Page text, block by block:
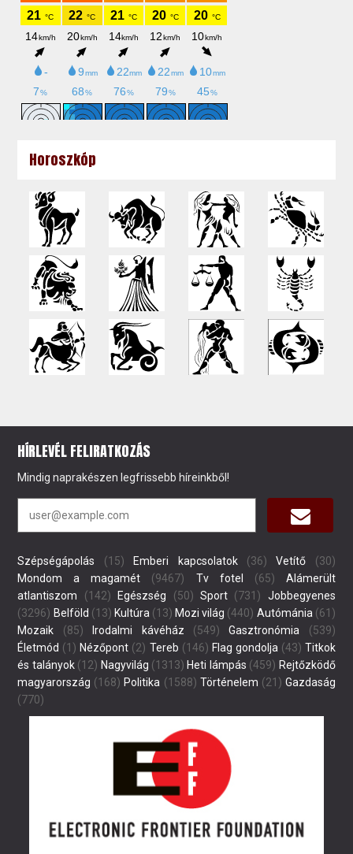
Horoszkóp
HÍRLEVÉL FELIRATKOZÁS
Mindig naprakészen legfrissebb híreinkből!
Szépségápolás (15) Emberi kapcsolatok(36) Vetítő (30)
Mondom a magamét (9467) Tv fotel (65)
Alámerült
atlantiszom (142) Egészség (50) Sport(731)
Jobbegyenes
(3296) Belföld (13) Kultúra (13) Mozi világ (440) Autómánia (61)
Mozaik (85) Irodalmi kávéház (549) Gasztronómia (539)
Életmód (1) Nézőpont (2) Tereb (146) Flag gondolja (43) Titkok
és talányok(12) Nagyvilág (1313) Heti lámpás (459) Rejtőzködő
magyarország (168) Politika (1588) Történelem (21) Gazdaság
(770)